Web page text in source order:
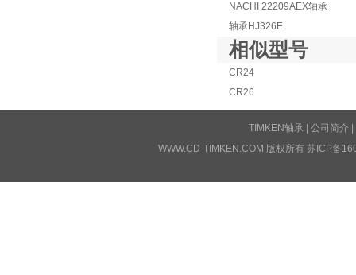
NACHI 22209AEX轴承
轴承HJ326E
相似型号
CR24
CR26
TIMKEN轴承 公司简介
WWW.CD-TIMKEN.COM 版权所有 苏ICP备